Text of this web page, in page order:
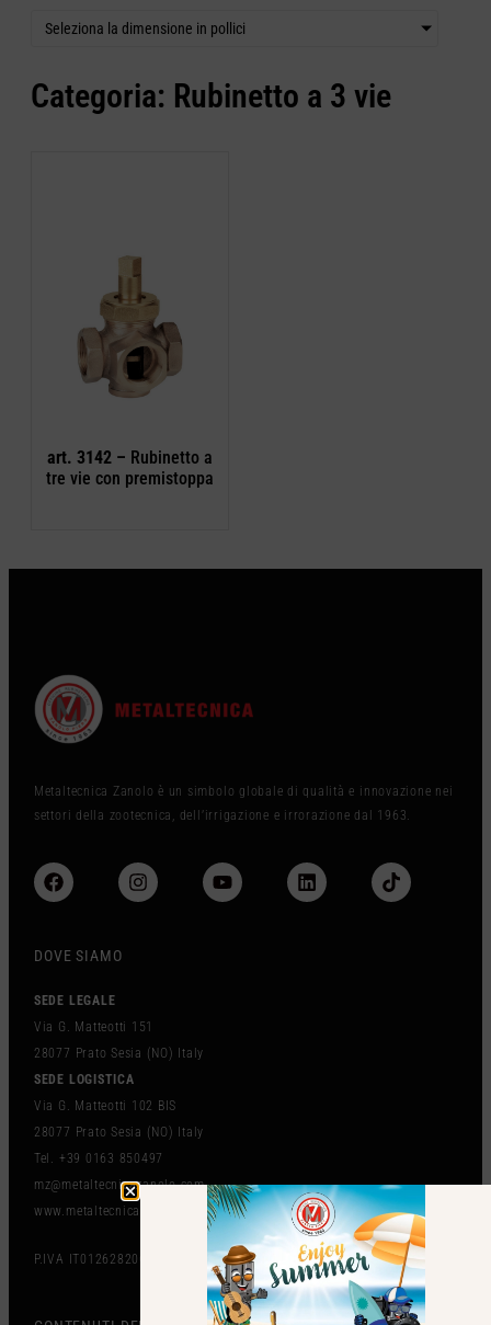
Seleziona la dimensione in pollici
Categoria: Rubinetto a 3 vie
art. 3142 – Rubinetto a
tre vie con premistoppa
Metaltecnica Zanolo è un simbolo globale di qualità e innovazione nei
settori della zootecnica, dell’irrigazione e irrorazione dal 1963.
DOVE SIAMO
SEDE LEGALE
Via G. Matteotti 151
28077 Prato Sesia (NO) Italy
SEDE LOGISTICA
Via G. Matteotti 102 BIS
28077 Prato Sesia (NO) Italy
Tel. +39 0163 850497
mz@metaltecnicazanolo.com
www.metaltecnicazanolo.com
P.IVA IT01262820036